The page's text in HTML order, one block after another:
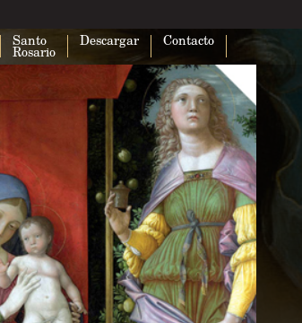
Santo
Rosario
Descargar Contacto
Esta página no puede cargar Google Maps
correctamente.
¿Eres el propietario de este sitio web?